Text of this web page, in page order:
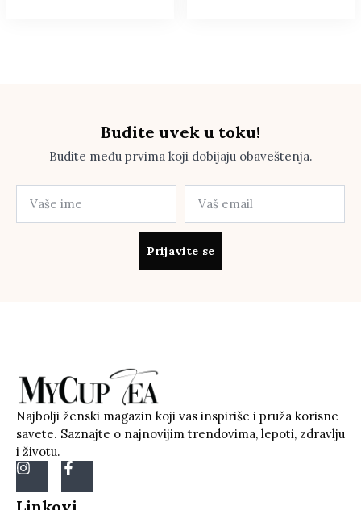
Budite uvek u toku!
Budite među prvima koji dobijaju obaveštenja.
Prijavite se
Najbolji ženski magazin koji vas inspiriše i pruža korisne
savete. Saznajte o najnovijim trendovima, lepoti, zdravlju
i životu.